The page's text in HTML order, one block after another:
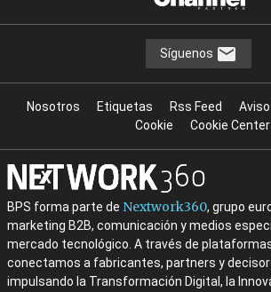
Síguenos
Nosotros Etiquetas Rss Feed Aviso
Cookie
Cookie Center
BPS forma parte de Nextwork360, grupo
marketing B2B, comunicación y medios
mercado tecnológico. A través de
conectamos a fabricantes, partners y
impulsando la Transformación Digital, la